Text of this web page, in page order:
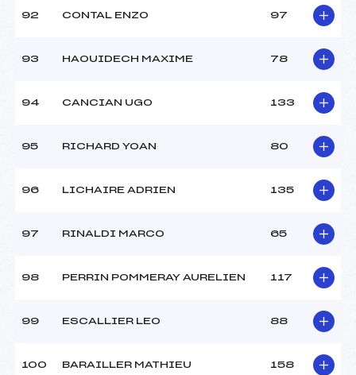
92 CONTAL ENZO 97
93 HAOUIDECH MAXIME 78
94 CANCIAN UGO 133
95 RICHARD YOAN 80
96 LICHAIRE ADRIEN 135
97 RINALDI MARCO 65
98 PERRIN POMMERAY AURELIEN 117
99 ESCALLIER LEO 88
100 BARAILLER MATHIEU 158